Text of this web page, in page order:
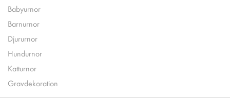
Babyurnor
Barnurnor
Djururnor
Hundurnor
Katturnor
Gravdekoration